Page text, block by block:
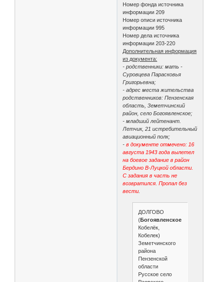
Номер фонда источника
информации 209
Номер описи источника
информации 995
Номер дела источника
информации 203-220
Дополнительная информация
из документа:
- родственники: мать -
Суровцева Парасковья
Григорьевна;
- адрес места жительства
родственников: Пензенская
область, Земетчинский
район, село Богоявленское;
- младший лейтенант.
Летчик, 21 истребительный
авиационный полк;
-в документе отмечено: 16
августа 1943 года вылетел
на боевое задание в район
Бердино В-Луцкой области.
С задания в часть не
возвратился. Пропал без
вести
ДОЛГОВО
(Богоявленское,
Кобелёк,
Кобелек)
Земетчинского
района
Пензенской
области
Русское село